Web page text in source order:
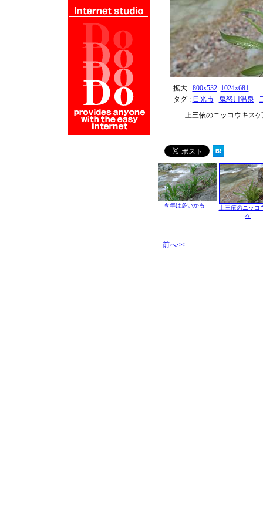
拡大 : 800x532 1024x681
タグ : 日光市 鬼怒川温泉
上三依のニッコウキス
今年は多いかも…
上三依のニッコ
ゲ
前へ<<